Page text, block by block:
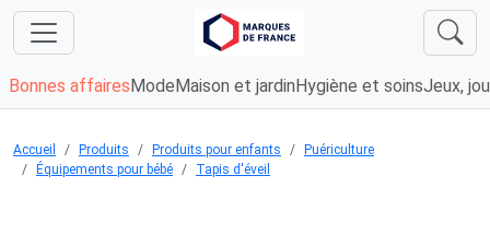
Bonnes affaires Mode Maison et jardin Hygiène et soinsJeux,
Accueil Produits Produits pour enfants
Puériculture
Équipements pour bébé
Tapis d'éveil